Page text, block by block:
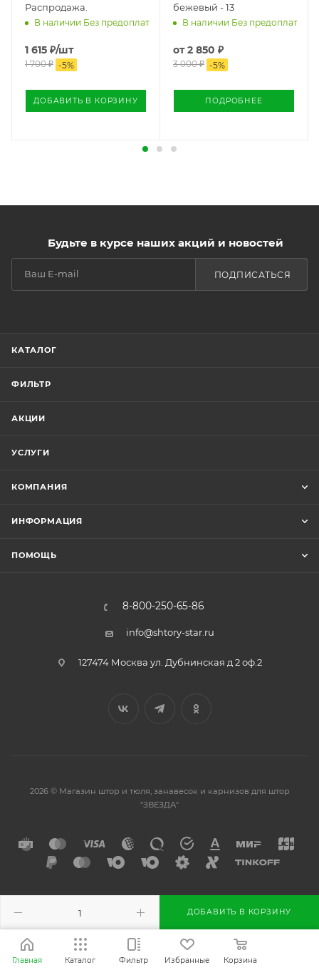
ДОБАВИТЬ В КОРЗИНУ
Распродажа.
В наличии Без предоплат
1 615 ₽/шт
1 700₽ -5%
ДОБАВИТЬ В КОРЗИНУ
бежевый - 13
В наличии Без предоплат
от2 850 ₽
3 000 ₽ -5%
ПОДРОБНЕЕ
Будьте в курсе наших акций и новостей
ПОДПИСАТЬСЯ
КАТАЛОГ
ФИЛЬТР
АКЦИИ
УСЛУГИ
КОМПАНИЯ
ИНФОРМАЦИЯ
ПОМОЩЬ
8-800-250-65-86
info@shtory-star.ru
127474 Москва ул. Дубнинская д 2 оф.2
2026 © Магазин штор и тюля, занавесок и карнизов для штор
"ЗВЕЗДА"
Главная Каталог Фильтр Избранные Корзина